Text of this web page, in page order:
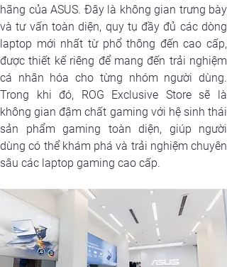
hãng của ASUS. Đây là không gian trưng bày
và tư vấn toàn diện, quy tụ đầy đủ các dòng
laptop mới nhất từ phổ thông đến cao cấp,
được thiết kế riêng để mang đến trải nghiệm
cá nhân hóa cho từng nhóm người dùng.
Trong khi đó, ROG Exclusive Store sẽ là
không gian đậm chất gaming với hệ sinh thái
sản phẩm gaming toàn diện, giúp người
dùng có thể khám phá và trải nghiệm chuyên
sâu các laptop gaming cao cấp.